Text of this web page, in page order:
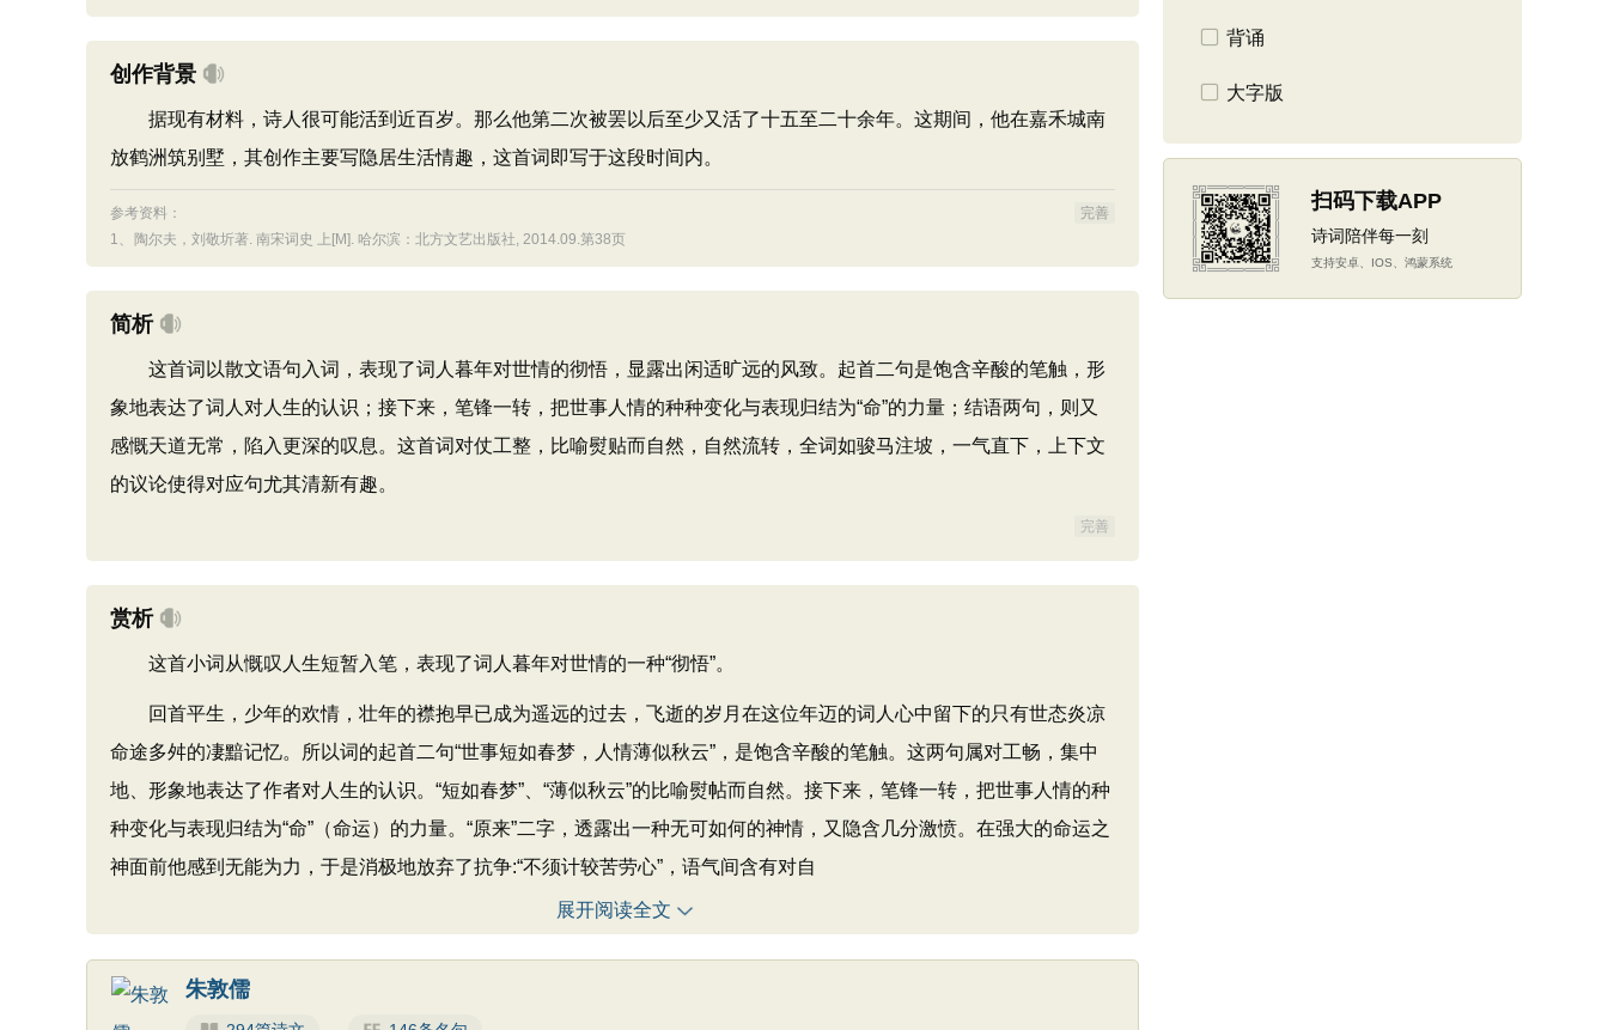
创作背景
据现有材料，诗人很可能活到近百岁。那么他第二次被罢以后至少又活了十五至二十余年。这期间，他在嘉禾城南
放鹤洲筑别墅，其创作主要写隐居生活情趣，这首词即写于这段时间内。
参考资料：
完善
1、
陶尔夫，刘敬圻著. 南宋词史 上[M]. 哈尔滨：北方文艺出版社, 2014.09.第38页
简析
这首词以散文语句入词，表现了词人暮年对世情的彻悟，显露出闲适旷远的风致。起首二句是饱含辛酸的笔触，形
象地表达了词人对人生的认识；接下来，笔锋一转，把世事人情的种种变化与表现归结为“命”的力量；结语两句，则又
感慨天道无常，陷入更深的叹息。这首词对仗工整，比喻熨贴而自然，自然流转，全词如骏马注坡，一气直下，上下文
的议论使得对应句尤其清新有趣。
完善
赏析
这首小词从慨叹人生短暂入笔，表现了词人暮年对世情的一种“彻悟”。
回首平生，少年的欢情，壮年的襟抱早已成为遥远的过去，飞逝的岁月在这位年迈的词人心中留下的只有世态炎凉
命途多舛的凄黯记忆。所以词的起首二句“世事短如春梦，人情薄似秋云”，是饱含辛酸的笔触。这两句属对工畅，集中
地、形象地表达了作者对人生的认识。“短如春梦”、“薄似秋云”的比喻熨帖而自然。接下来，笔锋一转，把世事人情的种
种变化与表现归结为“命”（命运）的力量。“原来”二字，透露出一种无可如何的神情，又隐含几分激愤。在强大的命运之
神面前他感到无能为力，于是消极地放弃了抗争:“不须计较苦劳心”，语气间含有对自
展开阅读全文
朱敦儒
背诵
大字版
扫码下载APP
诗词陪伴每一刻
支持安卓、IOS、鸿蒙系统